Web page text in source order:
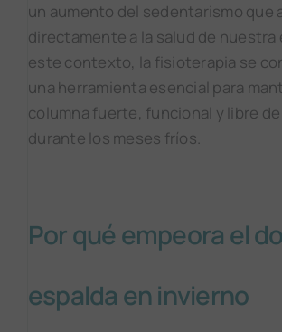
un aumento del sedentarismo que
directamente a la salud de nuestra
este contexto, la fisioterapia se
una herramienta esencial para
columna fuerte, funcional y libre
durante los meses fríos.
Por qué empeora el
espalda en invierno